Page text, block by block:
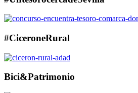
#CiceroneRural
Bici&Patrimonio